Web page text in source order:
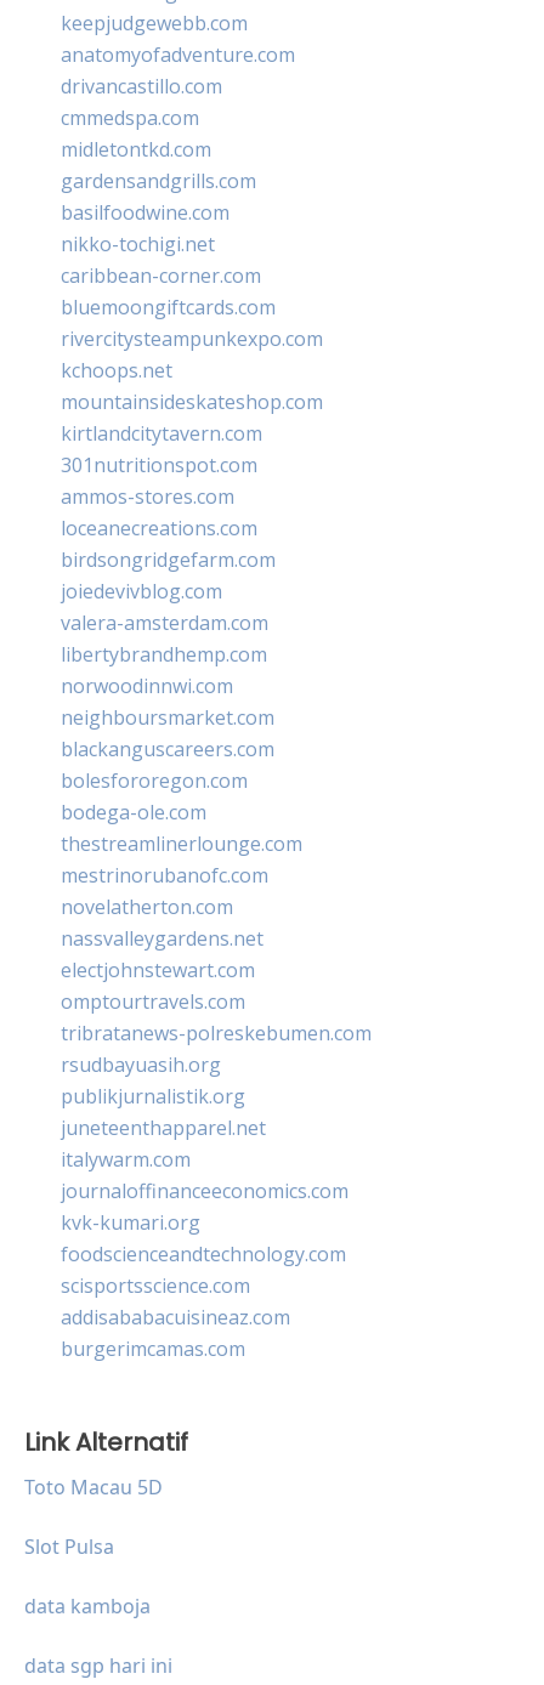
keepjudgewebb.com
anatomyofadventure.com
drivancastillo.com
cmmedspa.com
midletontkd.com
gardensandgrills.com
basilfoodwine.com
nikko-tochigi.net
caribbean-corner.com
bluemoongiftcards.com
rivercitysteampunkexpo.com
kchoops.net
mountainsideskateshop.com
kirtlandcitytavern.com
301nutritionspot.com
ammos-stores.com
loceanecreations.com
birdsongridgefarm.com
joiedevivblog.com
valera-amsterdam.com
libertybrandhemp.com
norwoodinnwi.com
neighboursmarket.com
blackanguscareers.com
bolesfororegon.com
bodega-ole.com
thestreamlinerlounge.com
mestrinorubanofc.com
novelatherton.com
nassvalleygardens.net
electjohnstewart.com
omptourtravels.com
tribratanews-polreskebumen.com
rsudbayuasih.org
publikjurnalistik.org
juneteenthapparel.net
italywarm.com
journaloffinanceeconomics.com
kvk-kumari.org
foodscienceandtechnology.com
scisportsscience.com
addisababacuisineaz.com
burgerimcamas.com
Link Alternatif
Toto Macau 5D
Slot Pulsa
data kamboja
data sgp hari ini